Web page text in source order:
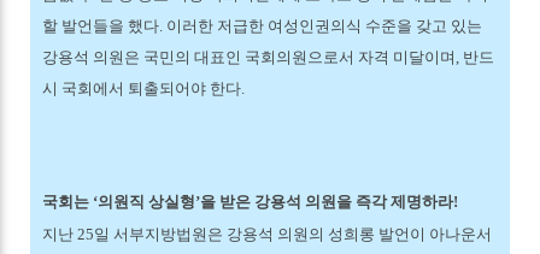
할 발언들을 했다. 이러한 저급한 여성인권의식 수준을 갖고 있는
강용석 의원은 국민의 대표인 국회의원으로서 자격 미달이며, 반드
시 국회에서 퇴출되어야 한다.
국회는 ‘의원직 상실형’을 받은 강용석 의원을 즉각 제명하라!
지난 25일 서부지방법원은 강용석 의원의 성희롱 발언이 아나운서